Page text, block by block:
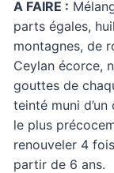
A FAIRE :
parts égales,
montagnes, de
Ceylan écorce,
gouttes de
teinté muni
le plus
renouveler 4
partir de 6 ans.